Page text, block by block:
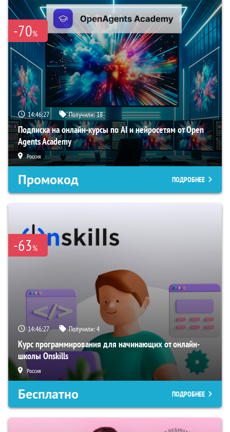
-70%
14:46:26 Получили:18
Подписка на онлайн-курсы по AI и нейросетям от Open
Agents Academy
Россия
Промокод ПОДРОБНЕЕ
-63%
14:46:26 Получили:4
Курс программирования для начинающих от онлайн-
школы Onskills
Россия
Бесплатно ПОДРОБНЕЕ